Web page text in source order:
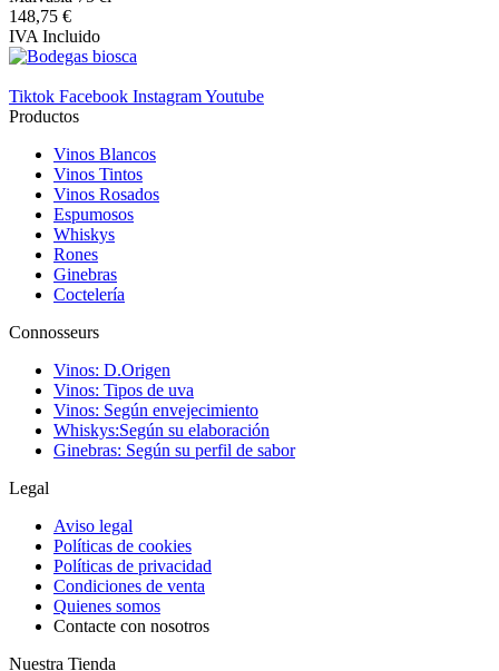
148,75 €
IVA Incluido
Tiktok Facebook InstagramYoutube
Productos
Vinos Blancos
Vinos Tintos
Vinos Rosados
Espumosos
Whiskys
Rones
Ginebras
Coctelería
Connosseurs
Vinos: D.Origen
Vinos: Tipos de uva
Vinos: Según envejecimiento
Whiskys:Según su elaboración
Ginebras: Según su perfil de sabor
Legal
Aviso legal
Políticas de cookies
Políticas de privacidad
Condiciones de venta
Quienes somos
Contacte con nosotros
Nuestra Tienda